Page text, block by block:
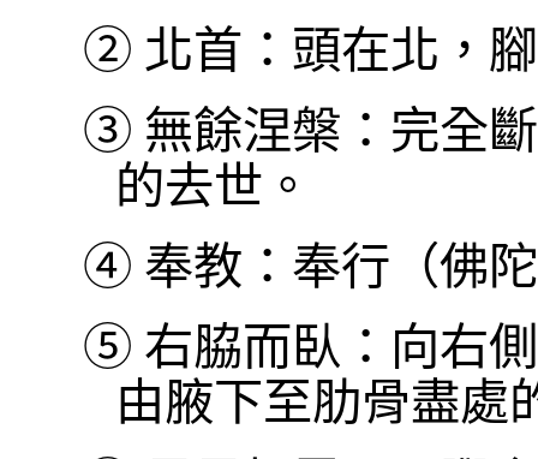
② 北首：頭在北，
③ 無餘涅槃：完全
的去世。
④ 奉教：奉行（佛
⑤ 右脇而臥：向右
由腋下至肋骨盡處